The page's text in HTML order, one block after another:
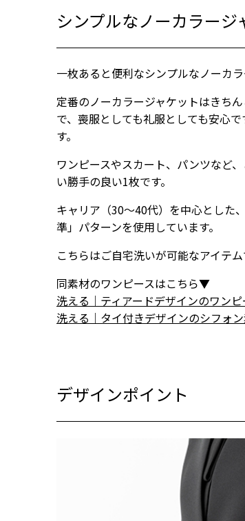
シンプルなノーカラージ
一枚あると便利なシンプルなノーカ
定番のノーカラージャケットはきち
で、喪服としても礼服としても安心
す。
ワンピースやスカート、パンツなど
い勝手の良い1枚です。
キャリア（30～40代）を中心とした
準」パターンを使用しています。
こちらはご自宅洗いが可能なアイテム
同素材のワンピースはこちら▼
洗える｜ティアードデザインのワン
洗える｜タイ付きデザインのシフォ
デザインポイント